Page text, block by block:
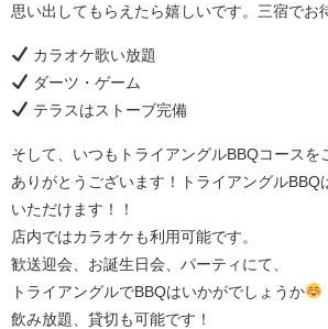
思い出してもらえたら嬉しいです。三宿でお
カラオケ歌い放題
ダーツ・ゲーム
テラスはストーブ完備
そして、いつもトライアングルBBQコースを
ありがとうございます！トライアングルBBQ
いただけます！！
店内ではカラオケも利用可能です。
歓送迎会、お誕生日会、パーティにて、
トライアングルでBBQはいかがでしょうか
飲み放題、貸切も可能です！